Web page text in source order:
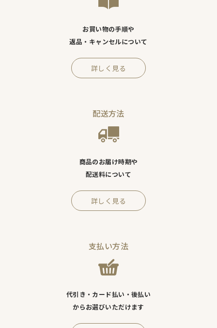
お買い物の手順や
返品・キャンセルについて
詳しく見る
配送方法
商品のお届け時期や
配送料について
詳しく見る
支払い方法
代引き・カード払い・後払い
からお選びいただけます